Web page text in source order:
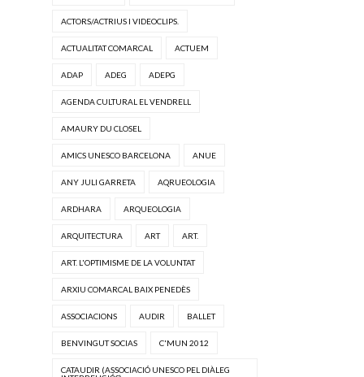
ACTORS/ACTRIUS I VIDEOCLIPS.
ACTUALITAT COMARCAL ACTUEM
ADAP ADEG ADEPG
AGENDA CULTURAL EL VENDRELL
AMAURY DU CLOSEL
AMICS UNESCO BARCELONA ANUE
ANY JULI GARRETA AQRUEOLOGIA
ARDHARA ARQUEOLOGIA
ARQUITECTURA ART ART.
ART. L'OPTIMISME DE LA VOLUNTAT
ARXIU COMARCAL BAIX PENEDÈS
ASSOCIACIONS AUDIR BALLET
BENVINGUT SOCIAS C'MUN 2012
CATAUDIR (ASSOCIACIÓ UNESCO PEL DIÀLEG